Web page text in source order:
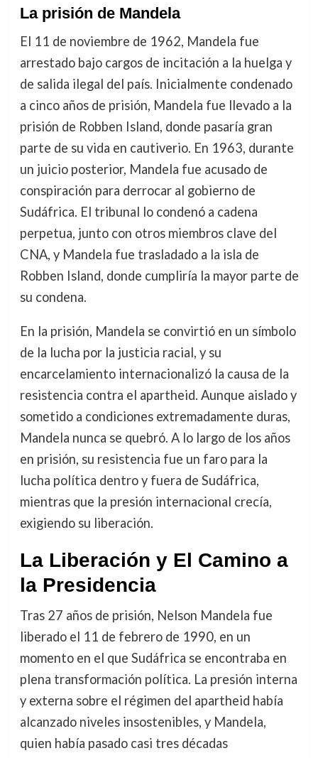
La prisión de Mandela
El 11 de noviembre de 1962, Mandela fue
arrestado bajo cargos de incitación a la huelga y
de salida ilegal del país. Inicialmente condenado
a cinco años de prisión, Mandela fue llevado a la
prisión de Robben Island, donde pasaría gran
parte de su vida en cautiverio. En 1963, durante
un juicio posterior, Mandela fue acusado de
conspiración para derrocar al gobierno de
Sudáfrica. El tribunal lo condenó a cadena
perpetua, junto con otros miembros clave del
CNA, y Mandela fue trasladado a la isla de
Robben Island, donde cumpliría la mayor parte de
su condena.
En la prisión, Mandela se convirtió en un símbolo
de la lucha por la justicia racial, y su
encarcelamiento internacionalizó la causa de la
resistencia contra el apartheid. Aunque aislado y
sometido a condiciones extremadamente duras,
Mandela nunca se quebró. A lo largo de los años
en prisión, su resistencia fue un faro para la
lucha política dentro y fuera de Sudáfrica,
mientras que la presión internacional crecía,
exigiendo su liberación.
La Liberación y El Camino a
la Presidencia
Tras 27 años de prisión, Nelson Mandela fue
liberado el 11 de febrero de 1990, en un
momento en el que Sudáfrica se encontraba en
plena transformación política. La presión interna
y externa sobre el régimen del apartheid había
alcanzado niveles insostenibles, y Mandela,
quien había pasado casi tres décadas